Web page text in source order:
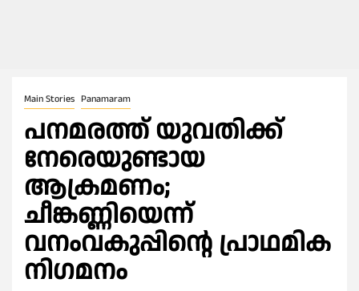
Main Stories Panamaram
പനമരത്ത് യുവതിക്ക്
നേരെയുണ്ടായ
ആക്രമണം;
ചീങ്കണ്ണിയെന്ന്
വനംവകുപ്പിന്റെ പ്രാഥമിക
നിഗമനം